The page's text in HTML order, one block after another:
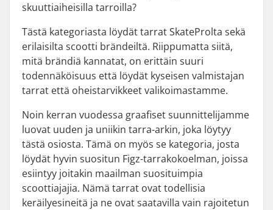
skuuttiaiheisilla tarroilla?
Tästä kategoriasta löydät tarrat SkateProlta sekä
erilaisilta scootti brändeiltä. Riippumatta siitä,
mitä brändiä kannatat, on erittäin suuri
todennäköisuus että löydät kyseisen valmistajan
tarrat että oheistarvikkeet valikoimastamme.
Noin kerran vuodessa graafiset suunnittelijamme
luovat uuden ja uniikin tarra-arkin, joka löytyy
tästä osiosta. Tämä on myös se kategoria, josta
löydät hyvin suositun Figz-tarrakokoelman, joissa
esiintyy joitakin maailman suosituimpia
scoottiajajia. Nämä tarrat ovat todellisia
keräilyesineitä ja ne ovat saatavilla vain rajoitetun